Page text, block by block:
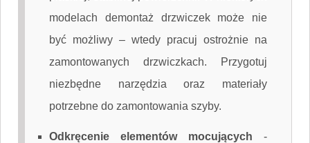
modelach demontaż drzwiczek może nie
być możliwy – wtedy pracuj ostrożnie na
zamontowanych drzwiczkach. Przygotuj
niezbędne narzędzia oraz materiały
potrzebne do zamontowania szyby.
Odkręcenie elementów mocujących -